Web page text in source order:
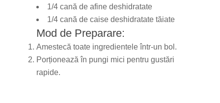
1/4 cană de afine deshidratate
1/4 cană de caise deshidratate tăiate
Mod de Preparare:
Amestecă toate ingredientele într-un bol.
Porționează în pungi mici pentru gustări
rapide.